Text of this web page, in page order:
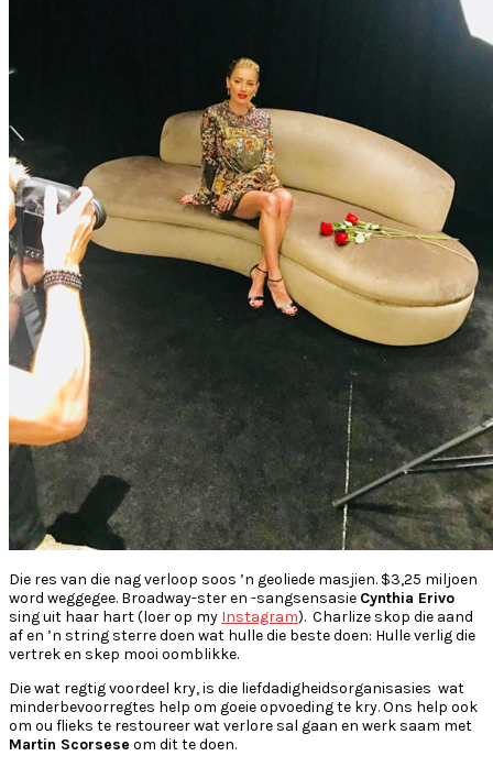
Die res van die nag verloop soos ’n geoliede masjien. $3,25 miljoen
word weggegee. Broadway-ster en -sangsensasie Cynthia Erivo
sing uit haar hart (loer op my Instagram). Charlize skop die aand
af en ’n string sterre doen wat hulle die beste doen: Hulle verlig die
vertrek en skep mooi oomblikke.
Die wat regtig voordeel kry, is die liefdadigheidsorganisasies wat
minderbevoorregtes help om goeie opvoeding te kry. Ons help ook
om ou flieks te restoureer wat verlore sal gaan en werk saam met
Martin Scorsese om dit te doen.